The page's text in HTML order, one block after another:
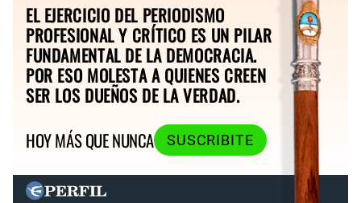
EL EJERCICIO DEL PERIODISMO
PROFESIONAL Y CRÍTICO ES UN PILAR
FUNDAMENTAL DE LA DEMOCRACIA.
POR ESO MOLESTA A QUIENES CREEN
SER LOS DUEÑOS DE LA VERDAD.
HOY MÁS QUE NUNCA
SUSCRIBITE